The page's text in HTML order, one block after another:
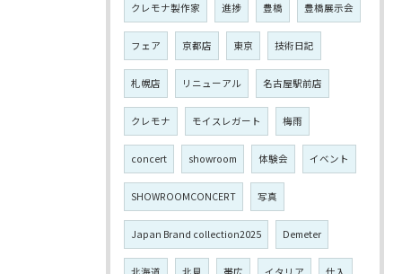
クレモナ製作家 進捗 豊橋 豊橋展示会
フェア 京都店 東京 技術日記
札幌店 リニューアル 名古屋駅前店
クレモナ モイスレガート 梅雨
concert showroom 体験会 イベント
SHOWROOMCONCERT 写真
Japan Brand collection2025 Demeter